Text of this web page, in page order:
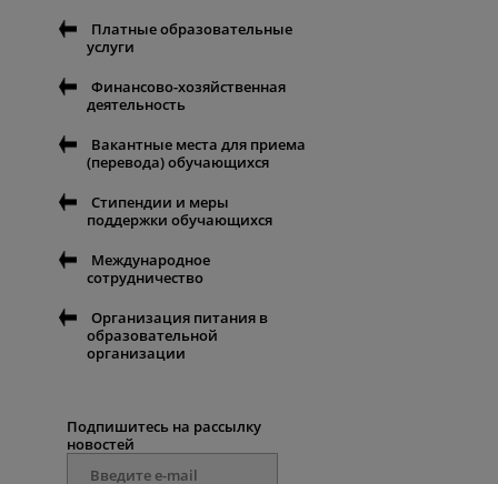
Платные образовательные
услуги
Финансово-хозяйственная
деятельность
Вакантные места для приема
(перевода) обучающихся
Стипендии и меры
поддержки обучающихся
Международное
сотрудничество
Организация питания в
образовательной
организации
Подпишитесь на рассылку
новостей